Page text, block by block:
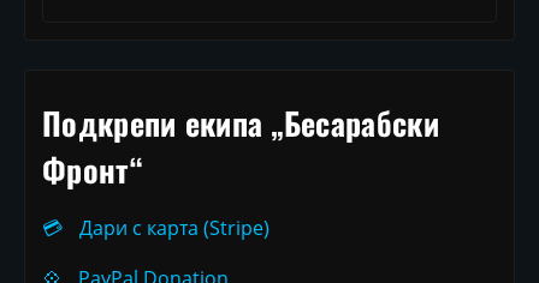
Подкрепи екипа „Бесарабски
Фронт“
💳
Дари с карта (Stripe)